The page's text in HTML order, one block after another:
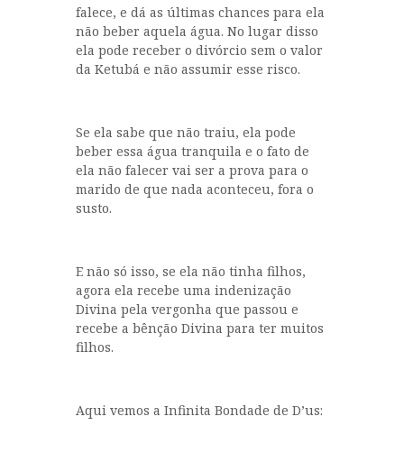
falece, e dá as últimas chances para ela
não beber aquela água. No lugar disso
ela pode receber o divórcio sem o valor
da Ketubá e não assumir esse risco.
Se ela sabe que não traiu, ela pode
beber essa água tranquila e o fato de
ela não falecer vai ser a prova para o
marido de que nada aconteceu, fora o
susto.
E não só isso, se ela não tinha filhos,
agora ela recebe uma indenização
Divina pela vergonha que passou e
recebe a bênção Divina para ter muitos
filhos.
Aqui vemos a Infinita Bondade de D’us: